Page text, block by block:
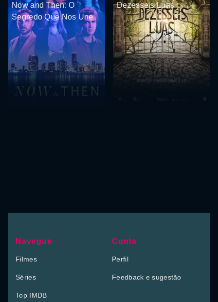
Now and Then: O
Segredo Que Nos Une
Dezesseis Luas
Navegue
Filmes
Séries
Top IMDB
Conta
Perfil
Feedback e sugestão